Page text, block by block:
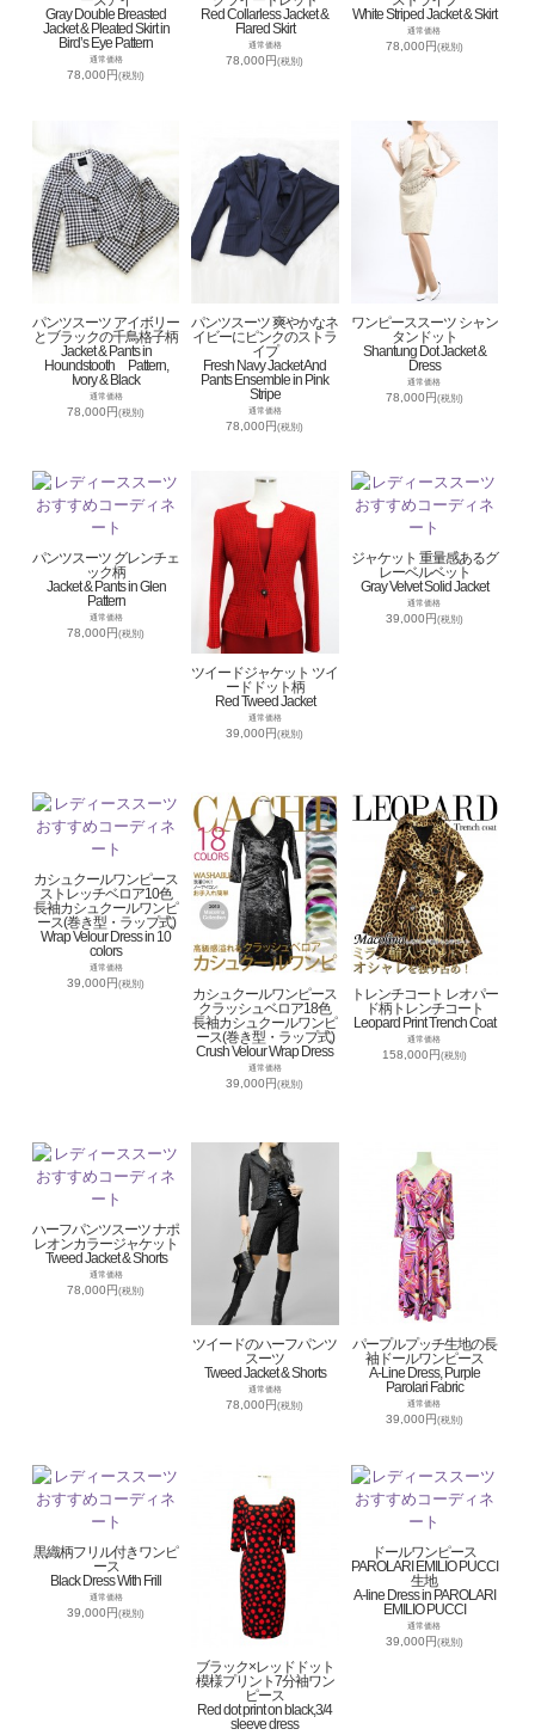
Gray Double Breasted
Jacket & Pleated Skirt in
Bird’s Eye Pattern
通常価格
78,000円(税別)
Red Collarless Jacket &
Flared Skirt
通常価格
78,000円(税別)
White Striped Jacket & Skirt
通常価格
78,000円(税別)
パンツスーツ アイボリー
とブラックの千鳥格子柄
Jacket & Pants in
Houndstooth Pattern,
Ivory & Black
通常価格
78,000円(税別)
パンツスーツ 爽やかなネ
イビーにピンクのストラ
イプ
Fresh Navy Jacket And
Pants Ensemble in Pink
Stripe
通常価格
78,000円(税別)
ワンピーススーツ シャン
タンドット
Shantung Dot Jacket &
Dress
通常価格
78,000円(税別)
パンツスーツ グレンチェ
ック柄
Jacket & Pants in Glen
Pattern
通常価格
78,000円(税別)
ツイードジャケット ツイ
ードドット柄
Red Tweed Jacket
通常価格
39,000円(税別)
ジャケット 重量感あるグ
レーベルベット
Gray Velvet Solid Jacket
通常価格
39,000円(税別)
カシュクールワンピース
ストレッチベロア10色
長袖カシュクールワンピ
ース(巻き型・ラップ式)
Wrap Velour Dress in 10
colors
通常価格
39,000円(税別)
カシュクールワンピース
クラッシュベロア18色
長袖カシュクールワンピ
ース(巻き型・ラップ式)
Crush Velour Wrap Dress
通常価格
39,000円(税別)
トレンチコート レオパー
ド柄トレンチコート
Leopard Print Trench Coat
通常価格
158,000円 (税別)
ハーフパンツスーツ ナポ
レオンカラージャケット
Tweed Jacket & Shorts
通常価格
78,000円(税別)
ツイードのハーフパンツ
スーツ
Tweed Jacket & Shorts
通常価格
78,000円(税別)
パープルプッチ生地の長
袖ドールワンピース
A-Line Dress, Purple
Parolari Fabric
通常価格
39,000円 (税別)
黒織柄フリル付きワンピ
ース
Black Dress With Frill
通常価格
39,000円(税別)
ブラック×レッドドット
模様プリント7分袖ワン
ピース
Red dot print on black,3/4
sleeve dress
ドールワンピース
PAROLARI EMILIO PUCCI
生地
A-line Dress in PAROLARI
EMILIO PUCCI
通常価格
39,000円(税別)